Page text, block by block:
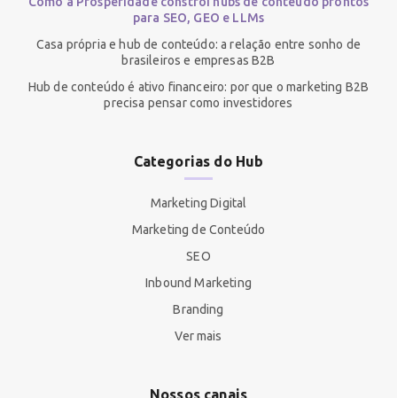
para SEO, GEO e LLMs
Casa própria e hub de conteúdo: a relação entre sonho de
brasileiros e empresas B2B
Hub de conteúdo é ativo financeiro: por que o marketing B2B
precisa pensar como investidores
Categorias do Hub
Marketing Digital
Marketing de Conteúdo
SEO
Inbound Marketing
Branding
Ver mais
Nossos canais